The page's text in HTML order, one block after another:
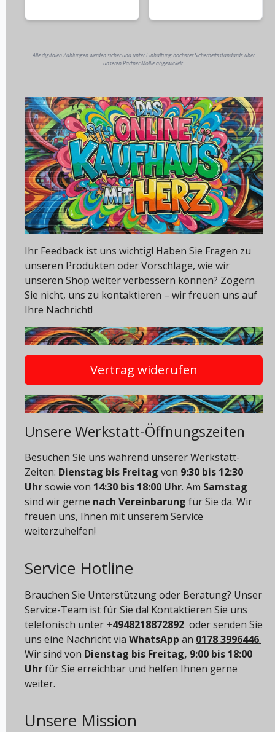
Alle digitalen Zahlungen werden sicher und unter Einhaltung höchster Sicherheitsstandards über
unseren Partner Mollie abgewickelt.
Ihr Feedback ist uns wichtig! Haben Sie Fragen zu
unseren Produkten oder Vorschläge, wie wir
unseren Shop weiter verbessern können? Zögern
Sie nicht, uns zu kontaktieren – wir freuen uns auf
Ihre Nachricht!
Vertrag widerufen
Unsere Werkstatt-Öffnungszeiten
Besuchen Sie uns während unserer Werkstatt-
Zeiten: Dienstag bis Freitag von 9:30 bis 12:30
Uhrsowie von 14:30 bis 18:00 Uhr. Am Samstag
sind wir gerne nach Vereinbarung für Sie da. Wir
freuen uns, Ihnen mit unserem Service
weiterzuhelfen!
Service Hotline
Brauchen Sie Unterstützung oder Beratung? Unser
Service-Team ist für Sie da! Kontaktieren Sie uns
telefonisch unter +4948218872892 oder senden Sie
uns eine Nachricht via WhatsApp an 0178 3996446.
Wir sind von Dienstag bis Freitag, 9:00 bis 18:00
Uhrfür Sie erreichbar und helfen Ihnen gerne
weiter.
Unsere Mission